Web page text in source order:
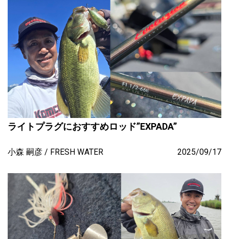
ライトプラグにおすすめロッド”EXPADA”
小森 嗣彦 FRESH WATER 2025/09/17